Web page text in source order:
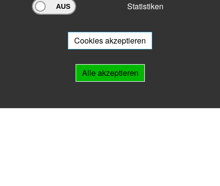
Archivportal Thüringen
Ihnen beratend zur Seite.
Statistiken
Cookies akzeptieren
Alle akzeptieren